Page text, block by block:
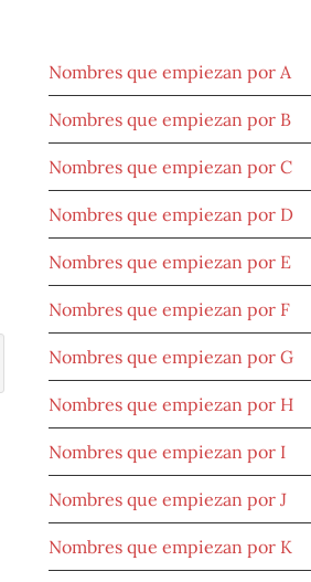
Nombres que empiezan por A
Nombres que empiezan por B
Nombres que empiezan por C
Nombres que empiezan por D
Nombres que empiezan por E
Nombres que empiezan por F
Nombres que empiezan por G
Nombres que empiezan por H
Nombres que empiezan por I
Nombres que empiezan por J
Nombres que empiezan por K